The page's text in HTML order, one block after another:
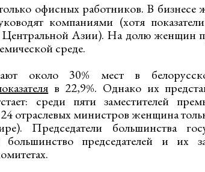
офисных работников. В
компаниями (хотя
Азии). На долю женщин
среде.
около 30% мест в
в 22,9%. Однако их
среди пяти заместителей
отраслевых министров женщина
Председатели большинства
председателей и их